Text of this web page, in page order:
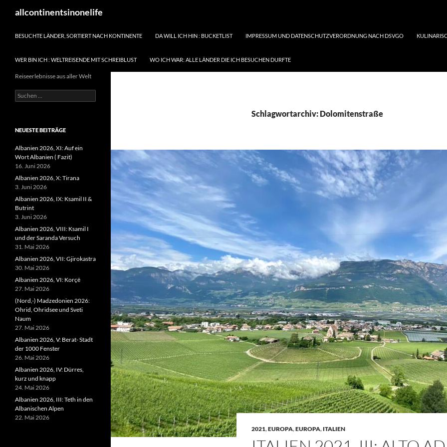
Inhaltallcontinentsinonelife
BESUCHTE LÄNDER, SORTIERT NACH KONTINENTE DA WILL ICH HIN : BUCKETLIST IMPRESSUM UND DATENSCHUTZVERORDNUNG NACH DSVGO
WER BIN ICH : WELTREISENDE MIT SCHREIBLUST WO ICH WAR: ALLE LÄNDER DIE ICH BESUCHEN DURFTE
Schlagwortarchiv: Dolomitenstraße
2021,EUROPA,EUROPA, ITALIEN
Reiseerlebnisse aus aller Welt
Suchen
nach:
NEUESTE BEITRÄGE
Albanien 2026, XI: Auf ein
Wort Albanien ( Fazit)
16. Juni 2026
Albanien 2026, X: Tirana
3. Juni 2026
Albanien 2026, IX: Ksamil II &
Butrint
3. Juni 2026
Albanien 2026, VIII: Ksamil I
und der Saranda Versuch
31. Mai 2026
Albanien 2026, VII: Gjirokastra
30. Mai 2026
Albanien 2026, VI: Korçë
27. Mai 2026
(Nord,-) Madzedonien 2026:
Ohrid, Ohridsee und Sveti
Naum
27. Mai 2026
Albanien 2026, V: Berat- Stadt
der 1000 Fenster
26. Mai 2026
Albanien 2026, IV: Dürres,
kurz und knapp
24. Mai 2026
Albanien 2026, III: Teth in den
Albanischen Alpen
22. Mai 2026